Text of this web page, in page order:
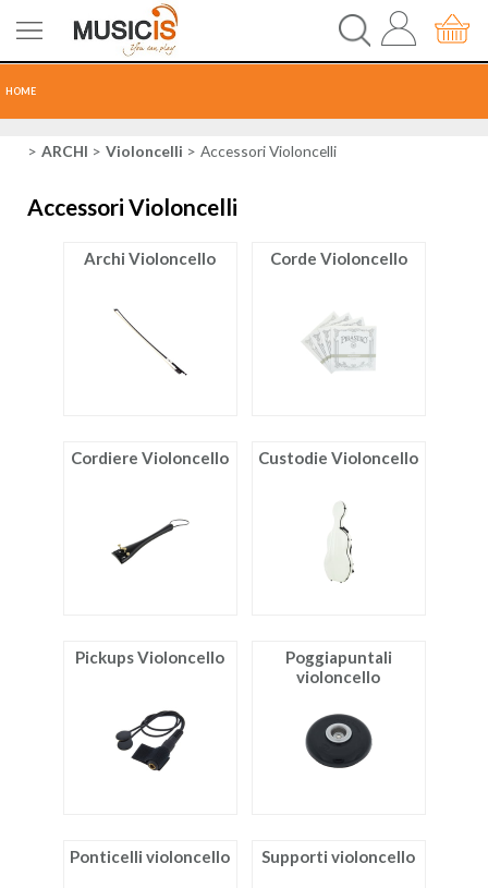
HOME
CHITARRE
TASTI
ARCHI Violoncelli Accessori Violoncelli
Accessori Violoncelli
Archi Violoncello Corde Violoncello
Cordiere Violoncello Custodie Violoncello
Pickups Violoncello
Poggiapuntali
violoncello
Ponticelli violoncello Supporti violoncello